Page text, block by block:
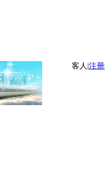
客人 |注册